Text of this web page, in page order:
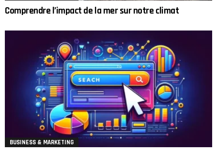
Comprendre l’impact de la mer sur notre climat
BUSINESS & MARKETING